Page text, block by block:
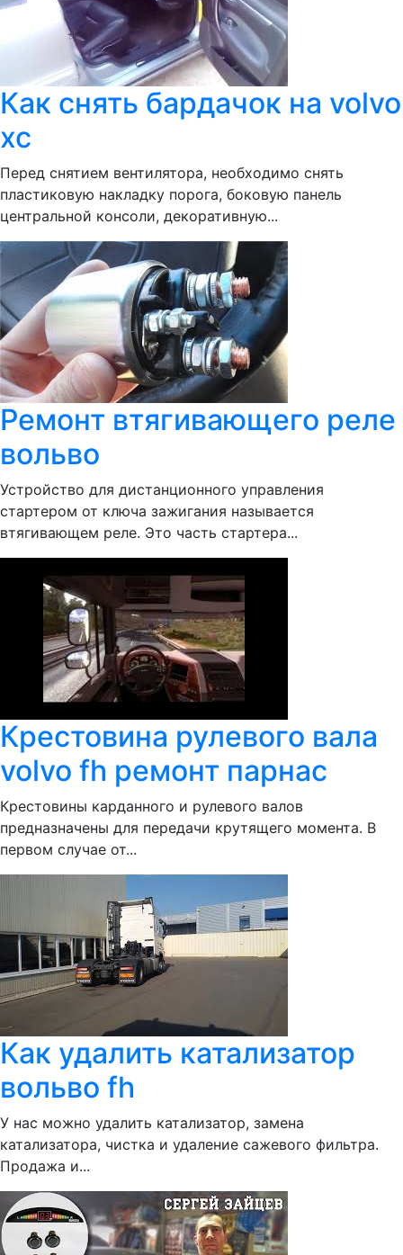
Как снять бардачок на volvo
xc
Перед снятием вентилятора, необходимо снять
пластиковую накладку порога, боковую панель
центральной консоли, декоративную...
Ремонт втягивающего реле
вольво
Устройство для дистанционного управления
стартером от ключа зажигания называется
втягивающем реле. Это часть стартера...
Крестовина рулевого вала
volvo fh ремонт парнас
Крестовины карданного и рулевого валов
предназначены для передачи крутящего момента. В
первом случае от...
Как удалить катализатор
вольво fh
У нас можно удалить катализатор, замена
катализатора, чистка и удаление сажевого фильтра.
Продажа и...